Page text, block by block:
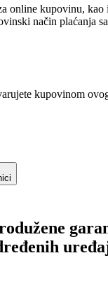
online kupovinu,
način plaćanja
kupovinom